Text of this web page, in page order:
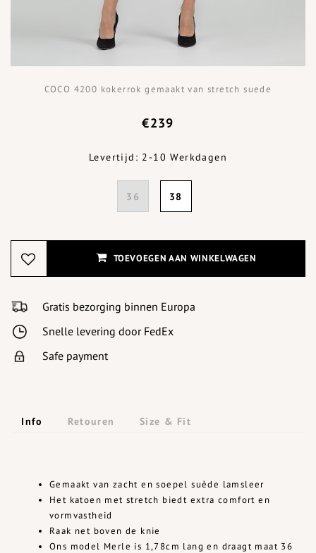
COCO 4200 kokerrok gemaakt van stretch suede
€239
Levertijd: 2-10 Werkdagen
36 38
TOEVOEGEN AAN WINKELWAGEN
Gratis bezorging binnen Europa
Snelle levering door FedEx
Safe payment
Info Retouren Size & Fit
Gemaakt van zacht en soepel suède lamsleer
Het katoen met stretch biedt extra comfort en
vormvastheid
Raak net boven de knie
Ons model Merle is 1,78cm lang en draagt maat 36